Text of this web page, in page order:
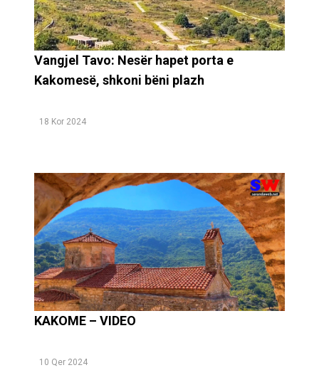
Vangjel Tavo: Nesër hapet porta e
Kakomesë, shkoni bëni plazh
18 Kor 2024
KAKOME – VIDEO
10 Qer 2024